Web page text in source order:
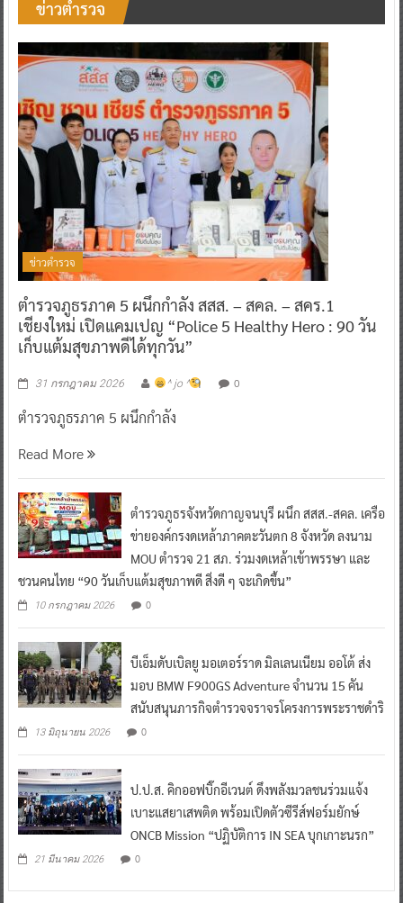
ข่าวตำรวจ
ข่าวตำรวจ
ตำรวจภูธรภาค 5 ผนึกกำลัง สสส. – สคล. – สคร.1
เชียงใหม่ เปิดแคมเปญ “Police 5 Healthy Hero : 90 วัน
เก็บแต้มสุขภาพดีได้ทุกวัน”
31 กรกฎาคม 2026 ^ jo ^ 0
ตำรวจภูธรภาค 5 ผนึกกำลัง
Read More
ตำรวจภูธรจังหวัดกาญจนบุรี ผนึก สสส.-สคล. เครือ
ข่ายองค์กรงดเหล้าภาคตะวันตก 8 จังหวัด ลงนาม
MOU ตำรวจ 21 สภ. ร่วมงดเหล้าเข้าพรรษา และ
ชวนคนไทย “90 วันเก็บแต้มสุขภาพดี สิ่งดี ๆ จะเกิดขึ้น”
10 กรกฎาคม 2026 0
บีเอ็มดับเบิลยู มอเตอร์ราด มิลเลนเนียม ออโต้ ส่ง
มอบ BMW F900GS Adventure จำนวน 15 คัน
สนับสนุนภารกิจตำรวจจราจรโครงการพระราชดำริ
13 มิถุนายน 2026 0
ป.ป.ส. คิกออฟบิ๊กอีเวนต์ ดึงพลังมวลชนร่วมแจ้ง
เบาะแสยาเสพติด พร้อมเปิดตัวซีรีส์ฟอร์มยักษ์
ONCB Mission “ปฏิบัติการ IN SEA บุกเกาะนรก”
21 มีนาคม 2026 0